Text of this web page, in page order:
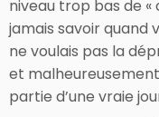
niveau trop bas de «
jamais savoir quand
ne voulais pas la
et
partie d’une vraie